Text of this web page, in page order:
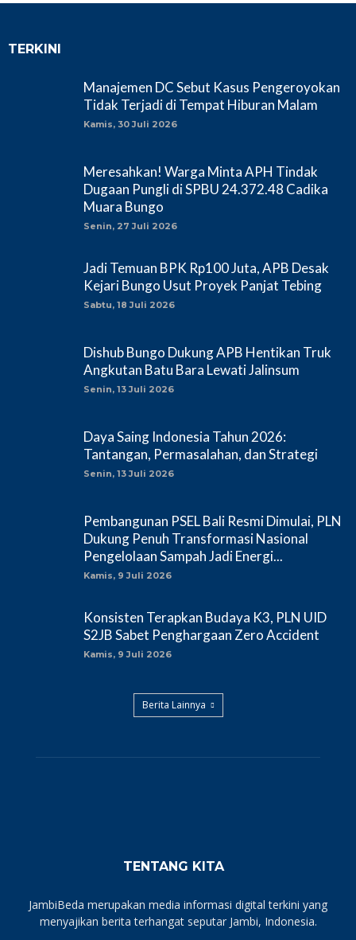
TERKINI
Manajemen DC Sebut Kasus Pengeroyokan
Tidak Terjadi di Tempat Hiburan Malam
Kamis, 30 Juli 2026
Meresahkan! Warga Minta APH Tindak
Dugaan Pungli di SPBU 24.372.48 Cadika
Muara Bungo
Senin, 27 Juli 2026
Jadi Temuan BPK Rp100 Juta, APB Desak
Kejari Bungo Usut Proyek Panjat Tebing
Sabtu, 18 Juli 2026
Dishub Bungo Dukung APB Hentikan Truk
Angkutan Batu Bara Lewati Jalinsum
Senin, 13 Juli 2026
Daya Saing Indonesia Tahun 2026:
Tantangan, Permasalahan, dan Strategi
Senin, 13 Juli 2026
Pembangunan PSEL Bali Resmi Dimulai, PLN
Dukung Penuh Transformasi Nasional
Pengelolaan Sampah Jadi Energi...
Kamis, 9 Juli 2026
Konsisten Terapkan Budaya K3, PLN UID
S2JB Sabet Penghargaan Zero Accident
Kamis, 9 Juli 2026
Berita Lainnya
TENTANG KITA
JambiBeda merupakan media informasi digital terkini yang
menyajikan berita terhangat seputar Jambi, Indonesia.